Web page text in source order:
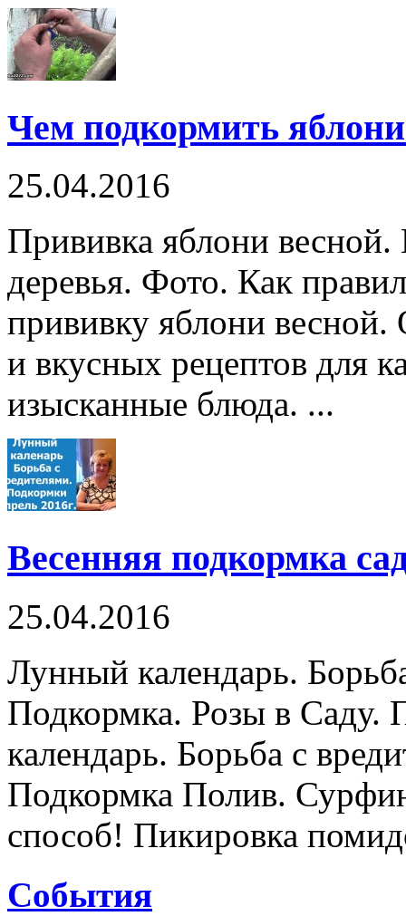
Чем подкормить
25.04.2016
Прививка яблони
деревья. Фото. Как
прививку яблони
и вкусных рецептов для
изысканные блюда. ...
Весенняя подкормка
25.04.2016
Лунный календарь.
Подкормка. Розы в
календарь. Борьба с
Подкормка Полив.
способ! Пикировка
Cобытия